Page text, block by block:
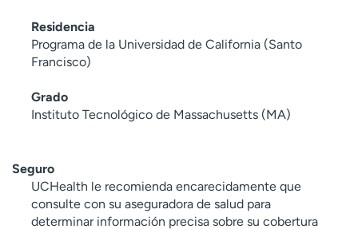
Residencia
Programa de la Universidad de California (Santo
Francisco)
Grado
Instituto Tecnológico de Massachusetts (MA)
Seguro
UCHealth le recomienda encarecidamente que
consulte con su aseguradora de salud para
determinar información precisa sobre su cobertura